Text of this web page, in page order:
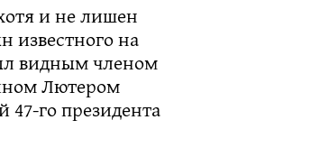
и не лишен
известного на
видным членом
Лютером
го президента